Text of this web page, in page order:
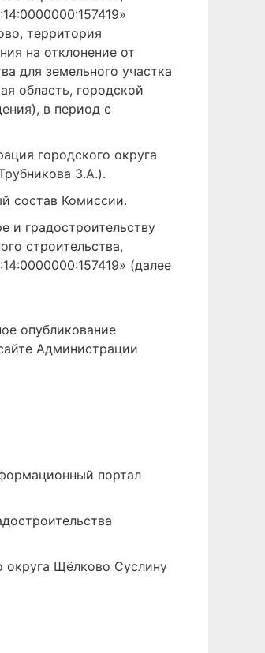
территория
на отклонение от
для земельного участка
область, городской
в период с
городского округа
З.А.).
состав Комиссии.
и градостроительству
строительства,
(далее
опубликование
Администрации
портал
округа Щёлково Суслину